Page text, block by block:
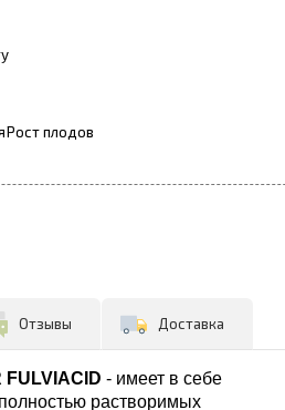
Рост плодов
Отзывы Доставка
FULVIACID - имеет в себе
растворимых